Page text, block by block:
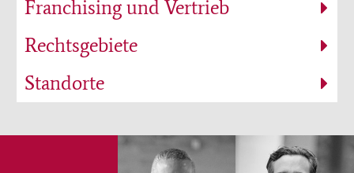
Franchising und Vertrieb
Rechtsgebiete
Standorte